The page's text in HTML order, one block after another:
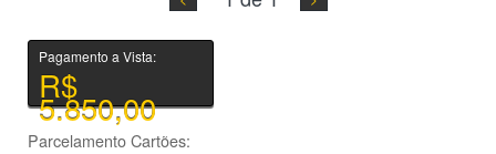
Pagamento a Vista:
R$
5.850,00
Parcelamento Cartões: